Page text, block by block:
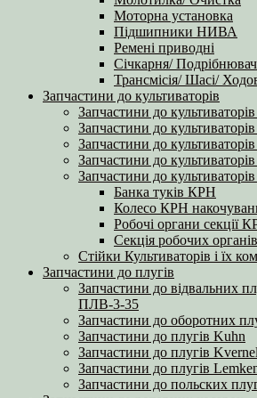
Моторна установка
Підшипники НИВА
Ремені приводні
Січкарня/ Подрібнювач
Трансмісія/ Шасі/
Запчастини до культиваторів
Запчастини до
Запчастини до
Запчастини до
Запчастини до
Запчастини до
Банка туків КРН
Колесо КРН
Робочі органи секції
Секція робочих
Стійки Культиваторів і їх
Запчастини до плугів
Запчастини до відвальних
ПЛВ-3-35
Запчастини до оборотних
Запчастини до плугів Kuhn
Запчастини до плугів
Запчастини до плугів
Запчастини до польских